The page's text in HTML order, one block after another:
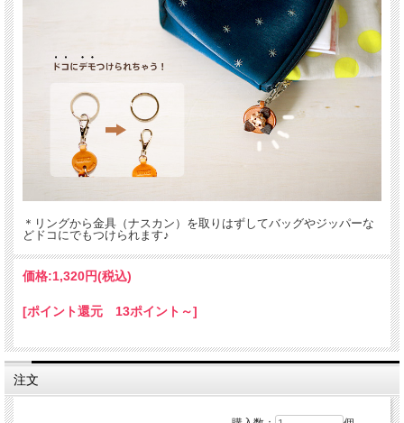
・メガネ小物スタンドのみ15文字まで
・ご注文後の名入れの追加・変更、また返品は不可
手描きで革を焦がしながら名入れをするため文字は均一なものにならず、焦げた部
ります。
※ 写真は一例です。ラッピング材等は予告なく変更となる場合があります。
＊リングから金具（ナスカン）を取りはずしてバッグやジッパーな
どドコにでもつけられます♪
価格:1,320円(税込)
[ポイント還元 13ポイント～]
注文